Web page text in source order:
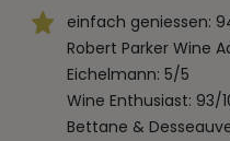
einfach geniessen:
Robert Parker Wine
Eichelmann: 5/5
Wine Enthusiast: 93/
Bettane &